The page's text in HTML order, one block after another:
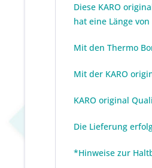
Diese KARO
hat eine Länge
Mit den Thermo
Mit der KARO
KARO original
Die Lieferung
*Hinweise zur